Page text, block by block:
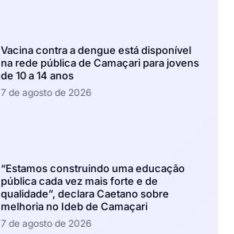
Vacina contra a dengue está disponível
na rede pública de Camaçari para jovens
de 10 a 14 anos
7 de agosto de 2026
“Estamos construindo uma educação
pública cada vez mais forte e de
qualidade”, declara Caetano sobre
melhoria no Ideb de Camaçari
7 de agosto de 2026